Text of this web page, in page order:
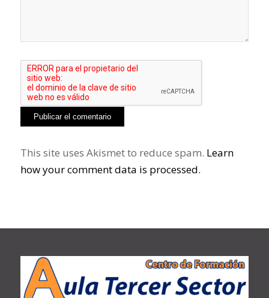
This site uses Akismet to reduce spam. Learn
how your comment data is processed.